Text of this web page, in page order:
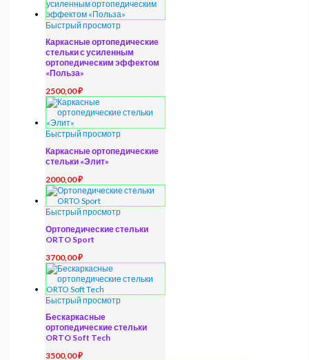
Быстрый просмотр
Каркасные ортопедические
стельки с усиленным
ортопедическим эффектом
«Польза»
2500,00₽
Быстрый просмотр
Каркасные ортопедические
стельки «Элит»
2000,00₽
Быстрый просмотр
Ортопедические стельки
ORTO Sport
3700,00₽
Быстрый просмотр
Бескаркасные
ортопедические стельки
ORTO Soft Tech
3500,00₽